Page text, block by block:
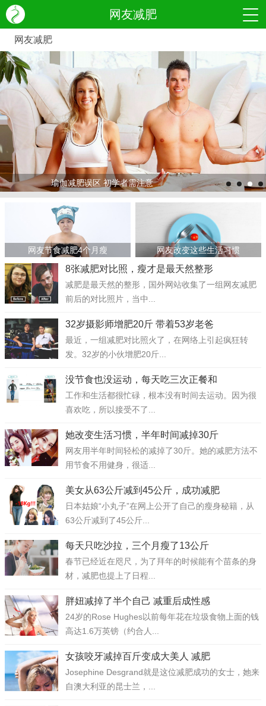
网友减肥
网友减肥
瑜伽减肥误区 初学者需注意
网友节食减肥4个月瘦 网友改变这些生活习惯
8张减肥对比照，瘦才是最天然整形
减肥是最天然的整形，国外网站收集了一组网友减肥
前后的对比照片，当中...
32岁摄影师增肥20斤 带着53岁老爸
最近，一组减肥对比照火了，在网络上引起疯狂转
发。32岁的小伙增肥20斤...
没节食也没运动，每天吃三次正餐和
工作和生活都很忙碌，根本没有时间去运动。因为很
喜欢吃，所以接受不了...
她改变生活习惯，半年时间减掉30斤
网友用半年时间轻松的减掉了30斤。她的减肥方法不
用节食不用健身，很适...
美女从63公斤减到45公斤，成功减肥
日本姑娘“小丸子”在网上公开了自己的瘦身秘籍，从
63公斤减到了45公斤...
每天只吃沙拉，三个月瘦了13公斤
春节已经近在咫尺，为了拜年的时候能有个苗条的身
材，减肥也提上了日程...
胖妞减掉了半个自己 减重后成性感
24岁的Rose Hughes以前每年花在垃圾食物上面的钱
高达1.6万英镑（约合人...
女孩咬牙减掉百斤变成大美人 减肥
Josephine Desgrand就是这位减肥成功的女士，她来
自澳大利亚的昆士兰，...